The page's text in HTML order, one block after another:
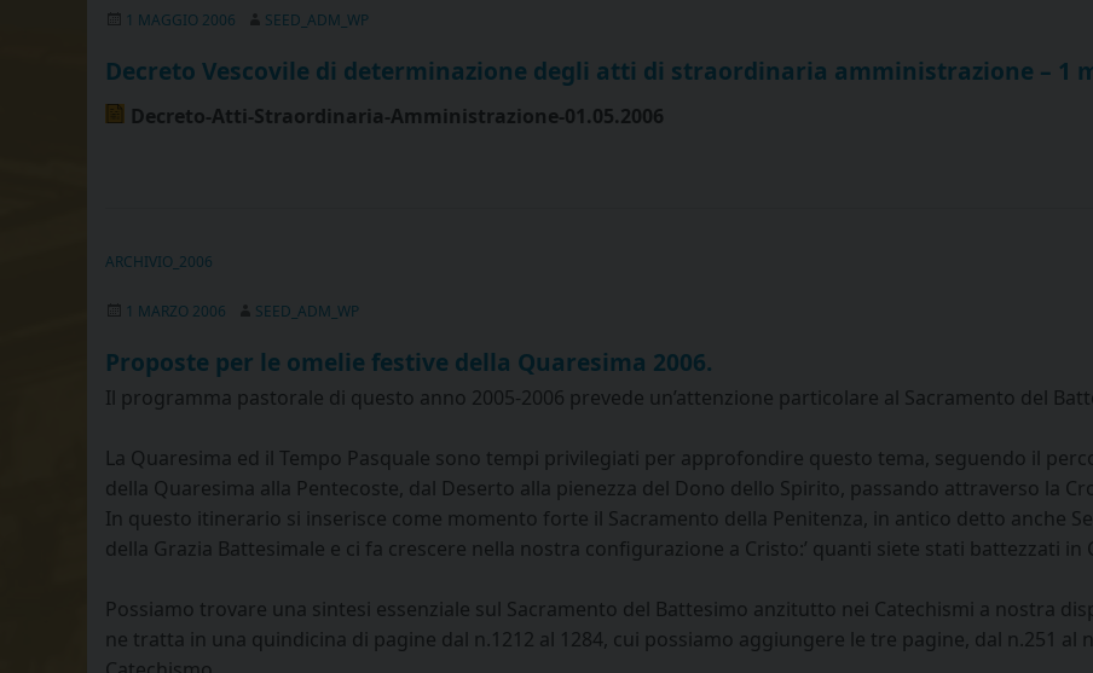
1 MAGGIO 2006 SEED_ADM_WP
Decreto Vescovile di determinazione degli atti di straordinaria amministrazione – 1
Decreto-Atti-Straordinaria-Amministrazione-01.05.2006
ARCHIVIO_2006
1 MARZO 2006 SEED_ADM_WP
Proposte per le omelie festive della Quaresima 2006.
Il programma pastorale di questo anno 2005-2006 prevede un’attenzione particolare al Sacramento del
La Quaresima ed il Tempo Pasquale sono tempi privilegiati per approfondire questo tema, seguendo il
della Quaresima alla Pentecoste, dal Deserto alla pienezza del Dono dello Spirito, passando attraverso la
In questo itinerario si inserisce come momento forte il Sacramento della Penitenza, in antico detto anche
della Grazia Battesimale e ci fa crescere nella nostra configurazione a Cristo:’ quanti siete stati battezzati in
Possiamo trovare una sintesi essenziale sul Sacramento del Battesimo anzitutto nei Catechismi a nostra
ne tratta in una quindicina di pagine dal n.1212 al 1284, cui possiamo aggiungere le tre pagine, dal n.251 al